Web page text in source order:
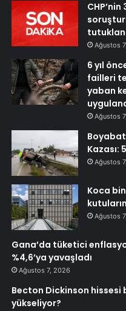
Ağustos
6 yıl
failleri
yaban
Ağustos
Kazası:
Ağustos
Koca
Ağustos
Gana’da tüketici
%4,6’ya yavaşladı
Ağustos 7, 2026
Becton Dickinson hissesi
yükseliyor?